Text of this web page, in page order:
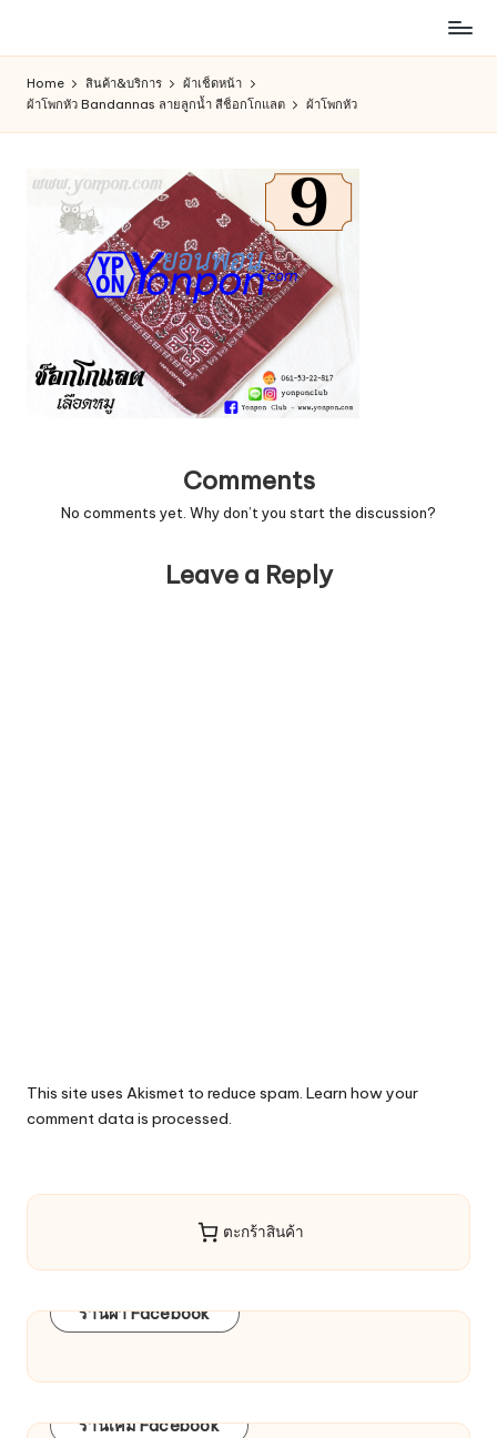
content
สินค้า
Home สินค้า&บริการ
ผ้าเช็ดหน้า
ผ้าโพกหัว Bandannas ลายลูกน้ำ สีช็อกโกแลต
ผ้าโพกหัว
Comments
No comments yet. Why don’t you start the discussion?
Leave a Reply
This site uses Akismet to reduce spam. Learn how your
comment data is processed.
ตะกร้าสินค้า
ร้านผ้า Facebook
ร้านเคมี Facebook